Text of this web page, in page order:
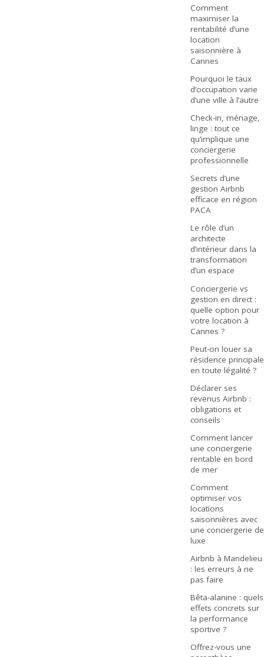
Comment
maximiser la
rentabilité d’une
location
saisonnière à
Cannes
Pourquoi le taux
d’occupation varie
d’une ville à l’autre
Check-in, ménage,
linge : tout ce
qu’implique une
conciergerie
professionnelle
Secrets d’une
gestion Airbnb
efficace en région
PACA
Le rôle d’un
architecte
d’intérieur dans la
transformation
d’un espace
Conciergerie vs
gestion en direct :
quelle option pour
votre location à
Cannes ?
Peut-on louer sa
résidence principale
en toute légalité ?
Déclarer ses
revenus Airbnb :
obligations et
conseils
Comment lancer
une conciergerie
rentable en bord
de mer
Comment
optimiser vos
locations
saisonnières avec
une conciergerie de
luxe
Airbnb à Mandelieu
: les erreurs à ne
pas faire
Bêta-alanine : quels
effets concrets sur
la performance
sportive ?
Offrez-vous une